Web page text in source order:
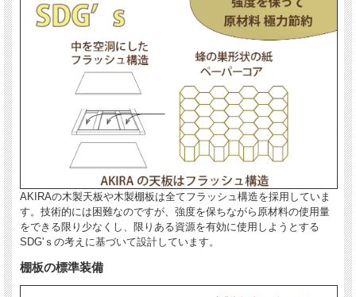
AKIRAの木製天板や木製棚板は全てフラッシュ構造を採用していま
す。技術的には困難なのですが、強度を保ちながら原材料の使用量
をできる限り少なくし、限りある資源を有効に使用しようとする
SDG'ｓの考えに基づいて設計しています。
棚板の標準装備